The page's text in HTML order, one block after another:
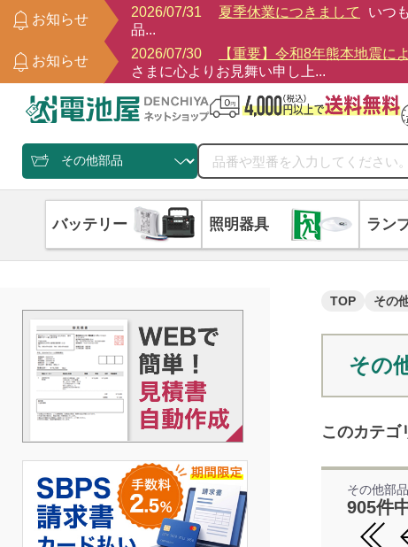
お知らせ
2026/07/31 夏季休業につきまして
いつ
品...
お知らせ
2026/07/30 【重要】令和8年熊本地震に
さまに心よりお見舞い申し上...
バッテリー 照明器具 ラン
TOP その
その
このカテゴ
その他部品
905件